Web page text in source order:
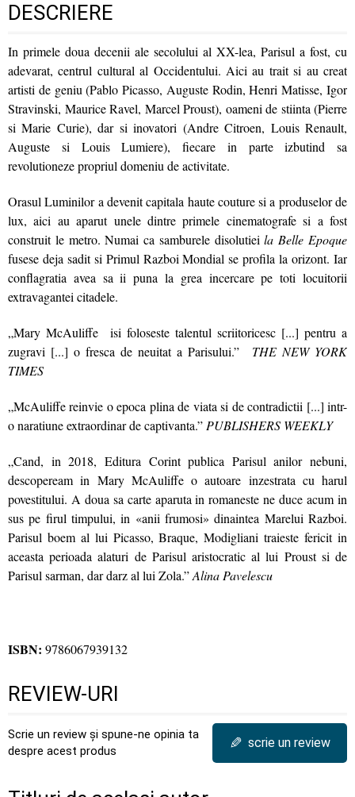
DESCRIERE
In primele doua decenii ale secolului al XX-lea, Parisul a fost, cu
adevarat, centrul cultural al Occidentului. Aici au trait si au creat
artisti de geniu (Pablo Picasso, Auguste Rodin, Henri Matisse, Igor
Stravinski, Maurice Ravel, Marcel Proust), oameni de stiinta (Pierre
si Marie Curie), dar si inovatori (Andre Citroen, Louis Renault,
Auguste si Louis Lumiere), fiecare in parte izbutind sa
revolutioneze propriul domeniu de activitate.
Orasul Luminilor a devenit capitala haute couture si a produselor de
lux, aici au aparut unele dintre primele cinematografe si a fost
construit le metro. Numai ca samburele disolutieila Belle Epoque
fusese deja sadit si Primul Razboi Mondial se profila la orizont. Iar
conflagratia avea sa ii puna la grea incercare pe toti locuitorii
extravagantei citadele.
„Mary McAuliffe isi foloseste talentul scriitoricesc [...] pentru a
zugravi [...] o fresca de neuitat a Parisului.” THE NEW YORK
TIMES
„McAuliffe reinvie o epoca plina de viata si de contradictii [...] intr-
o naratiune extraordinar de captivanta.” PUBLISHERS WEEKLY
„Cand, in 2018, Editura Corint publica Parisul anilor nebuni,
descopeream in Mary McAuliffe o autoare inzestrata cu harul
povestitului. A doua sa carte aparuta in romaneste ne duce acum in
sus pe firul timpului, in «anii frumosi» dinaintea Marelui Razboi.
Parisul boem al lui Picasso, Braque, Modigliani traieste fericit in
aceasta perioada alaturi de Parisul aristocratic al lui Proust si de
Parisul sarman, dar darz al lui Zola.”Alina Pavelescu
ISBN: 9786067939132
REVIEW-URI
Scrie un review și spune-ne opinia ta
despre acest produs
✎ scrie un review